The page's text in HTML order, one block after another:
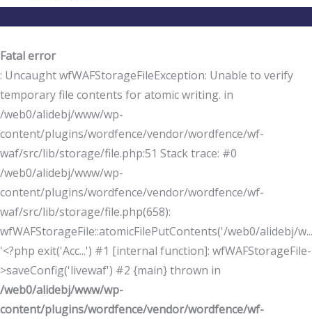
Fatal error
: Uncaught wfWAFStorageFileException: Unable to verify
temporary file contents for atomic writing. in
/web0/alidebj/www/wp-
content/plugins/wordfence/vendor/wordfence/wf-
waf/src/lib/storage/file.php:51 Stack trace: #0
/web0/alidebj/www/wp-
content/plugins/wordfence/vendor/wordfence/wf-
waf/src/lib/storage/file.php(658):
wfWAFStorageFile::atomicFilePutContents('/web0/alidebj/
'<?php exit('Acc...') #1 [internal function]: wfWAFStorageFile-
>saveConfig('livewaf') #2 {main} thrown in
/web0/alidebj/www/wp-
content/plugins/wordfence/vendor/wordfence/wf-